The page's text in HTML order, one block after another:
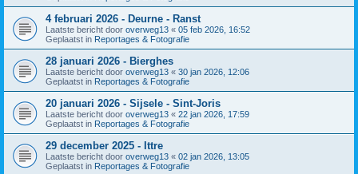
4 februari 2026 - Deurne - Ranst
Laatste bericht door overweg13 « 05 feb 2026, 16:52
Geplaatst in Reportages & Fotografie
28 januari 2026 - Bierghes
Laatste bericht door overweg13 « 30 jan 2026, 12:06
Geplaatst in Reportages & Fotografie
20 januari 2026 - Sijsele - Sint-Joris
Laatste bericht door overweg13 « 22 jan 2026, 17:59
Geplaatst in Reportages & Fotografie
29 december 2025 - Ittre
Laatste bericht door overweg13 « 02 jan 2026, 13:05
Geplaatst in Reportages & Fotografie